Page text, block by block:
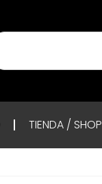
TIENDA / SHOP